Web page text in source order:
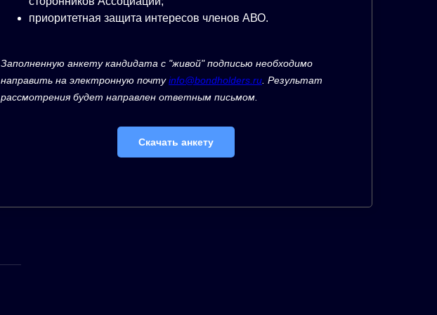
приоритетная защита интересов членов АВО.
Заполненную анкету кандидата с "живой" подписью необходимо
направить на электронную почтуinfo@bondholders.ru . Результат
рассмотрения будет направлен ответным письмом.
Скачать анкету